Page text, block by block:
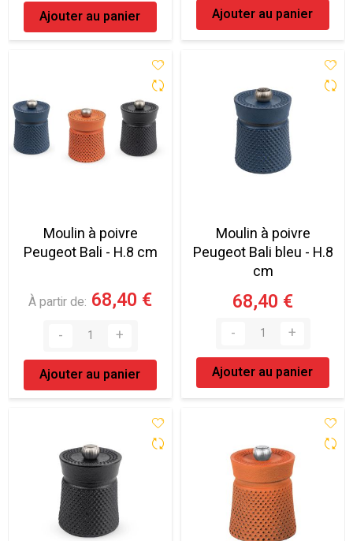
Ajouter au panier Ajouter au panier
Moulin à poivre
Peugeot Bali - H.8 cm
À partir de 68,40 €
Ajouter au panier
Moulin à poivre
Peugeot Bali bleu - H.8
cm
68,40 €
Ajouter au panier